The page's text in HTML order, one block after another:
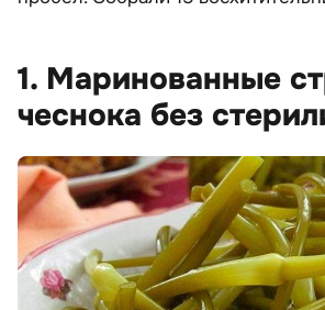
1. Маринованные
чеснока без